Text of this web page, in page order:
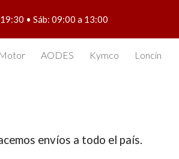
• Sáb: 09:00 a 13:00
AODES Kymco Loncin
envíos a todo el país.